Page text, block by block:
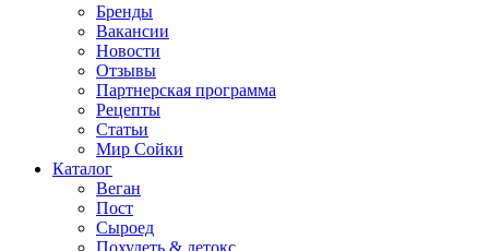
Бренды
Вакансии
Новости
Отзывы
Партнерская программа
Рецепты
Статьи
Мир Сойки
Каталог
Веган
Пост
Сыроед
Похудеть & детокс